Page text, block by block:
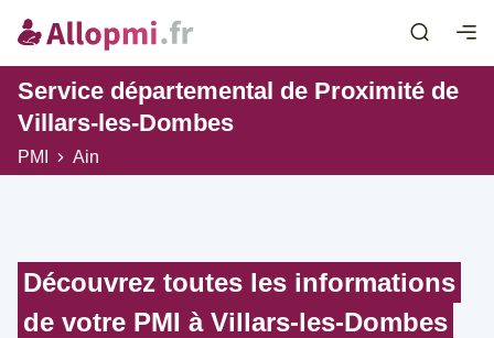
Service départemental de Proximité de
Villars-les-Dombes
PMI Ain
Découvrez toutes les informations
de votre PMI à Villars-les-Dombes